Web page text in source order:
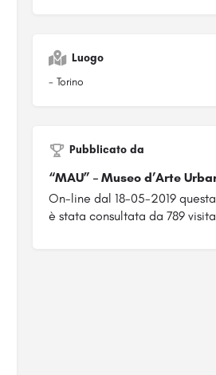
Luogo
- Torino
Pubblicato da
“MAU” – Museo d’Arte
On-line dal 18-05-2019
è stata consultata da 789